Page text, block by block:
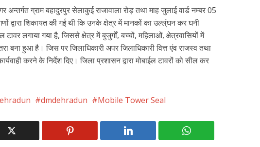
अन्तर्गत ग्राम बहादुरपुर सेलाकुई राजावाला रोड़ तथा माह जुलाई वार्ड नम्बर 05
द्वारा शिकायत की गई थी कि उनके क्षेत्र में मानकों का उल्ल्ंघन कर घनी
टावर लगाया गया है, जिससे क्षेत्र में बुजुर्गों, बच्चों, महिलाओं, क्षेत्रवासियों में
बना हुआ है। जिस पर जिलाधिकारी अपर जिलाधिकारी वित्त एंव राजस्व तथा
करने के निर्देश दिए। जिला प्रशासन द्वारा मोबाईल टावरों को सील कर
dmdehradun Mobile Tower Seal